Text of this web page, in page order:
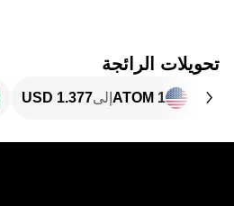
تحويلات الرائجة
1 ATOM إلى